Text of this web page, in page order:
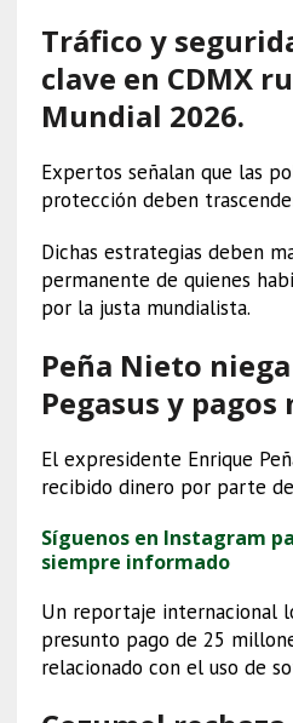
Tráfico y
clave en CDMX
Mundial 2026.
Expertos señalan que las
protección deben
Dichas estrategias deben
permanente de quienes
por la justa mundialista.
Peña Nieto
Pegasus y
El expresidente Enrique
recibido dinero por parte
Síguenos en Instagram
siempre informado
Un reportaje internacional
presunto pago de 25
relacionado con el uso de